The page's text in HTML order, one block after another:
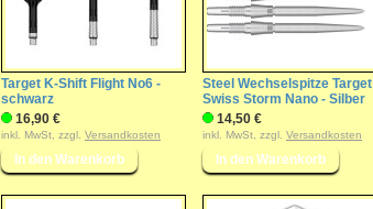
Target K-Shift Flight No6 -
schwarz
16,90 €
inkl. MwSt, zzgl. Versandkosten
Steel Wechselspitze Target
Swiss Storm Nano - Silber
14,50 €
inkl. MwSt, zzgl. Versandkosten